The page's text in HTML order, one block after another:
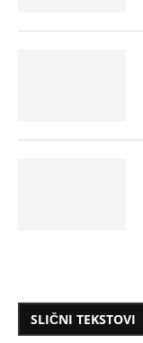
SLIČNI TEKSTOVI